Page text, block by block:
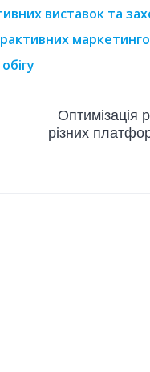
виставок та
Оптимізація
різних